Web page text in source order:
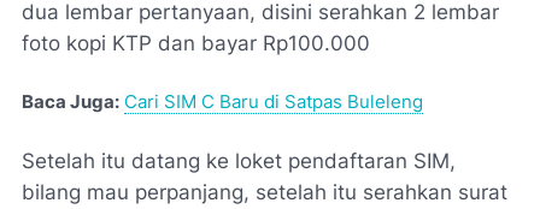
dua lembar pertanyaan, disini serahkan 2 lembar
foto kopi KTP dan bayar Rp100.000
Baca Juga: Cari SIM C Baru di Satpas Buleleng
Setelah itu datang ke loket pendaftaran SIM,
bilang mau perpanjang, setelah itu serahkan surat